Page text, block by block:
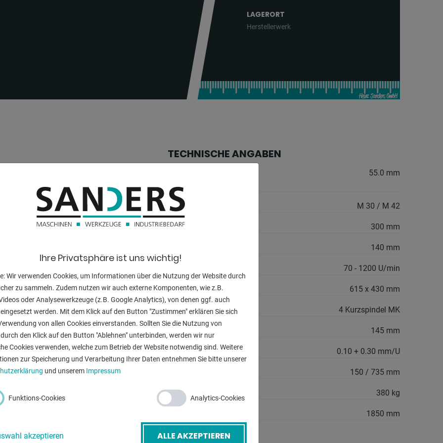
LAGERORT
Herstellerwerk
TECHNISCHE ANGABEN
(Durchmesser):
55.0 mm
Gewindeschneiden: M 30 / M 42
Ausladung: 300 mm
140 mm
70 - 1200 U/min
Tisch:: 615 x 430 mm
Bohrspindel-Morsekegel: 4 Kurzspindel MK
Säulendurchmesser: 145 mm
Vorschub: 0.10 + 0.30 mm/U
150 / 735 mm
Gewicht: 380 kg
1850 mm
Ihre Privatsphäre ist uns wichtig!
Wir verwenden Cookies, um Informationen über die Nutzung der Website durch
zu sammeln. Zudem nutzen wir auch externe Komponenten, wie z.B.
oder Analysewerkzeuge (z.B. Google Analytics), von denen ggf. auch
werden. Mit dem Klick auf den Button "Zustimmen" erklären Sie sich
von allen Cookies einverstanden. Sollten Sie die Nutzung von
den Klick auf den Button "Ablehnen" unterbinden, werden wir nur
Cookies verwenden, welche zum Betrieb der Website notwendig sind. Weitere
zur Speicherung und Verarbeitung Ihrer Daten entnehmen Sie bitte unserer
und unserem Impressum
Funktions-Cookies Analytics-Cookies
ALLE AKZEPTIEREN
akzeptieren